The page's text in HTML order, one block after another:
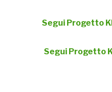
Segui Progetto
Segui Progetto